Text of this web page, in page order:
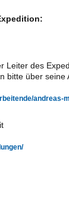
Leiter des
über seine
andreas-